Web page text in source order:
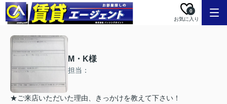
お気に入り
0
M・K様
担当：
★ご来店いただいた理由、きっかけを教えて下さい！